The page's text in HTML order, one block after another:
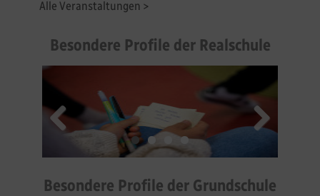
Alle Veranstaltungen >
Besondere Profile der Realschule
Leitsätze
Mädchen- und Jungenbildung
Religiöse Bildung
Besondere Profile der Grundschule